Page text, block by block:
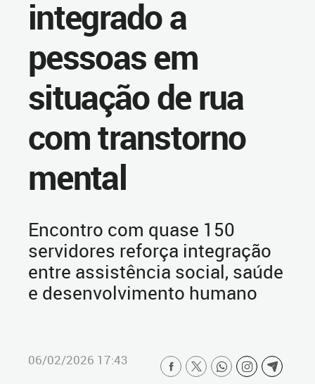
integrado a
pessoas em
situação de rua
com transtorno
mental
Encontro com quase 150
servidores reforça integração
entre assistência social, saúde
e desenvolvimento humano
06/02/2026 17:43